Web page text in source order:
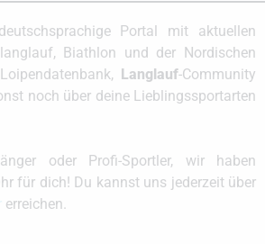
Portal mit aktuellen
Biathlon und der Nordischen
Langlauf-Community
noch über deine Lieblingssportarten
oder Profi-Sportler, wir haben
für dich! Du kannst uns jederzeit über
erreichen.